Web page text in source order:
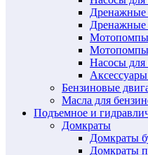
Дренажные
Дренажные
Мотопомпы
Мотопомпы
Насосы для
Бензиновые
Масла для
Подъемное и
Домкраты
Домкраты
Домкраты